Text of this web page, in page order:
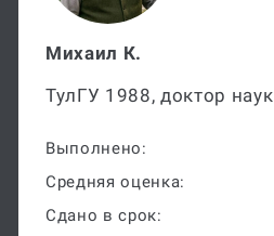
Михаил К.
ТулГУ 1988, доктор наук
Выполнено:
Средняя оценка:
Сдано в срок: